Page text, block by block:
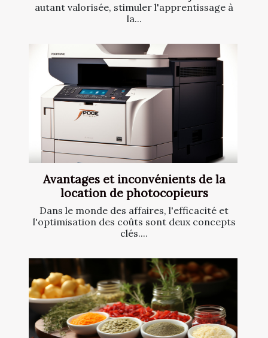
autant valorisée, stimuler l'apprentissage à
la...
Avantages et inconvénients de la
location de photocopieurs
Dans le monde des affaires, l'efficacité et
l'optimisation des coûts sont deux concepts
clés....